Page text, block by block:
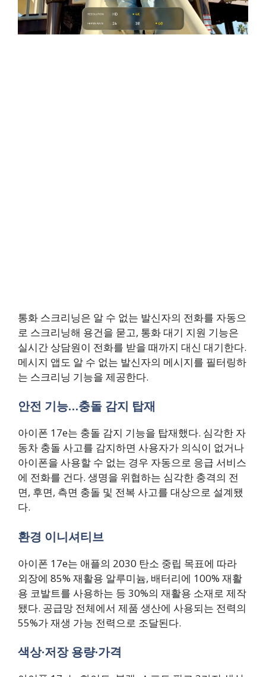
통화 스크리닝은 알 수 없는 발신자의 전화를 자동으
로 스크리닝해 용건을 묻고, 통화 대기 지원 기능은
실시간 상담원이 전화를 받을 때까지 대신 대기한다.
메시지 앱도 알 수 없는 발신자의 메시지를 필터링하
는 스크리닝 기능을 제공한다.
안전 기능…충돌 감지 탑재
아이폰 17e는 충돌 감지 기능을 탑재했다. 심각한 자
동차 충돌 사고를 감지하면 사용자가 의식이 없거나
아이폰을 사용할 수 없는 경우 자동으로 응급 서비스
에 전화를 건다. 생명을 위협하는 심각한 충격의 전
면, 후면, 측면 충돌 및 전복 사고를 대상으로 설계됐
다.
환경 이니셔티브
아이폰 17e는 애플의 2030 탄소 중립 목표에 따라
외장에 85% 재활용 알루미늄, 배터리에 100% 재활
용 코발트를 사용하는 등 30%의 재활용 소재로 제작
됐다. 공급망 전체에서 제품 생산에 사용되는 전력의
55%가 재생 가능 전력으로 조달된다.
색상·저장 용량·가격